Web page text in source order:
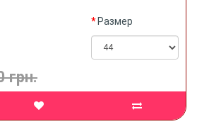
Размер
грн.